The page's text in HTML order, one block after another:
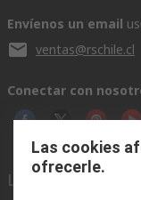
Envíenos un email
ventas@rschile.cl
Conectar con
Links de ayuda
Las cookies
ofrecerle.